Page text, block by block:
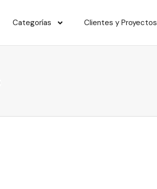
Categorías Clientes y Proyectos